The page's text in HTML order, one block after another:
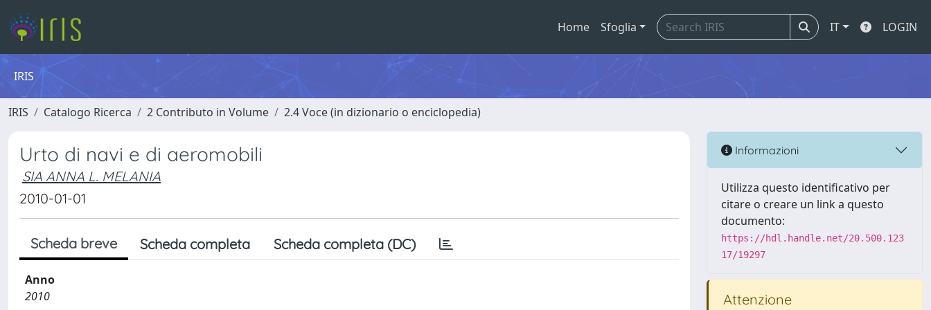
Home Sfoglia IT LOGIN
IRIS
IRIS Catalogo Ricerca 2 Contributo in Volume 2.4 Voce (in dizionario o enciclopedia)
Urto di navi e di aeromobili
SIA ANNA L. MELANIA
2010-01-01
Scheda breve Scheda completa Scheda completa (DC)
Anno
2010
Informazioni
Utilizza questo identificativo per
citare o creare un link a questo
documento:
https://hdl.handle.net/20.500.123
17/19297
Attenzione